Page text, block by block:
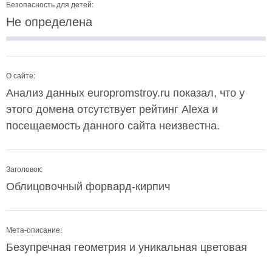
Безопасность для детей:
Не определена
О сайте:
Анализ данных europromstroy.ru показал, что у
этого домена отсутствует рейтинг Alexa и
посещаемость данного сайта неизвестна.
Заголовок:
Облицовочный форвард-кирпич
Мета-описание:
Безупречная геометрия и уникальная цветовая